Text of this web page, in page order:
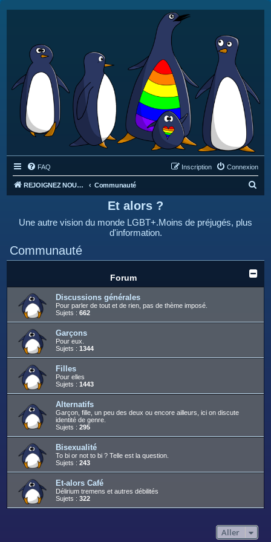
FAQ Connexion
Inscription
REJOIGNEZ NOUS SUR DISCORD : https://discord.gg/4C2Bvub Communauté
h
Et alors ?
Une autre vision du monde LGBT+.Moins de préjugés, plus
d'information.
Communauté
Forum
Discussions générales
Pour parler de tout et de rien, pas de thème imposé.
Sujets : 662
Garçons
Pour eux.
Sujets : 1344
Filles
Pour elles
Sujets : 1443
Alternatifs
Garçon, fille, un peu des deux ou encore ailleurs, ici on discute
identité de genre.
Sujets : 295
Bisexualité
To bi or not to bi ? Telle est la question.
Sujets : 243
Et-alors Café
Délirium tremens et autres débilités
Sujets : 322
Aller